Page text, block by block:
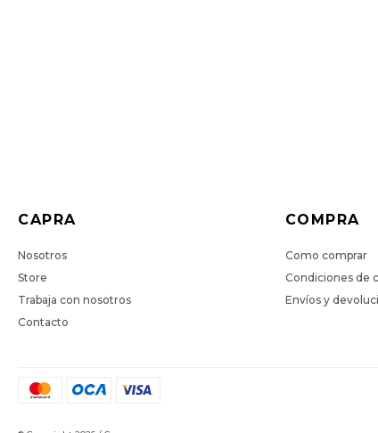
CAPRA
Nosotros
Store
Trabaja con nosotros
Contacto
COMPRA
Como comprar
Condiciones de
Envíos y